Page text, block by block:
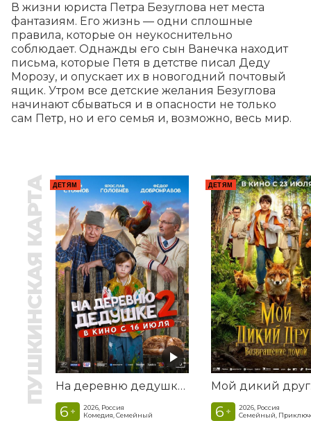
В жизни юриста Петра Безуглова нет места
фантазиям. Его жизнь — одни сплошные
правила, которые он неукоснительно
соблюдает. Однажды его сын Ванечка находит
письма, которые Петя в детстве писал Деду
Морозу, и опускает их в новогодний почтовый
ящик. Утром все детские желания Безуглова
начинают сбываться и в опасности не только
сам Петр, но и его семья и, возможно, весь мир.
ПУШКИНСКАЯ КАРТА ДЕТЯМ
На деревню дедушке 2
6 +
2026, Россия
Комедия, Семейный
ДЕТЯМ
6 +
2026, Россия
Семейный,